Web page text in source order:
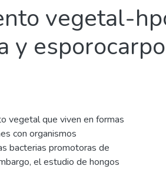
vegetal-
y
vegetal que viven en formas
con organismos
bacterias promotoras de
el estudio de hongos